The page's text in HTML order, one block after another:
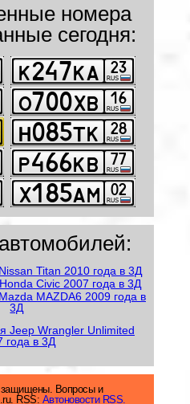
номера
сегодня:
Вопросы и
RSS: Автоновости RSS.